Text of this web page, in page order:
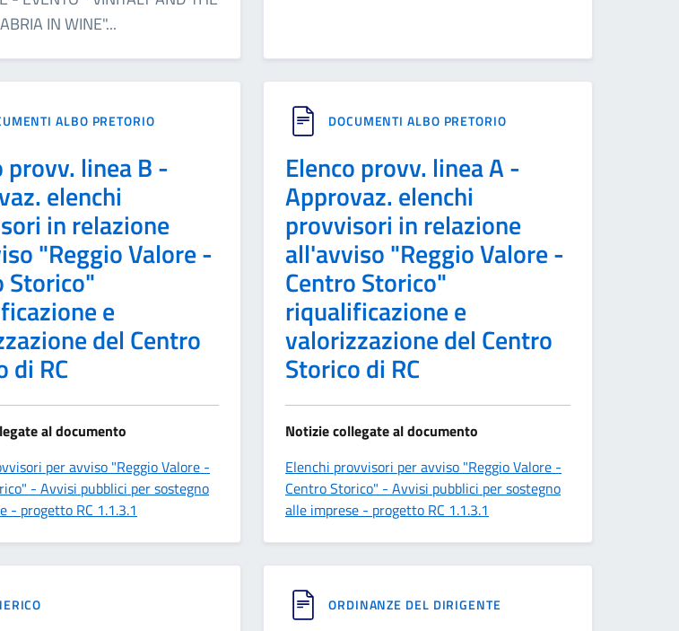
IN WINE"...
ALBO PRETORIO
provv. linea B -
elenchi
in relazione
"Reggio Valore -
Storico"
e
del Centro
di RC
al documento
per avviso "Reggio Valore -
- Avvisi pubblici per sostegno
- progetto RC 1.1.3.1
DOCUMENTI ALBO PRETORIO
Elenco provv. linea A -
Approvaz. elenchi
provvisori in relazione
all'avviso "Reggio Valore -
Centro Storico"
riqualificazione e
valorizzazione del Centro
Storico di RC
Notizie collegate al documento
Elenchi provvisori per avviso "Reggio Valore -
Centro Storico" - Avvisi pubblici per sostegno
alle imprese - progetto RC 1.1.3.1
ORDINANZE DEL DIRIGENTE